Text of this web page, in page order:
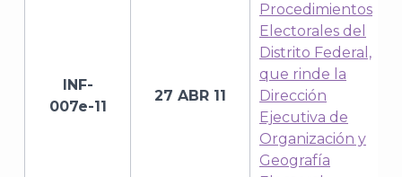
INF-
007e-11
27 ABR 11
Procedimientos
Electorales del
Distrito Federal,
que rinde la
Dirección
Ejecutiva de
Organización y
Geografía